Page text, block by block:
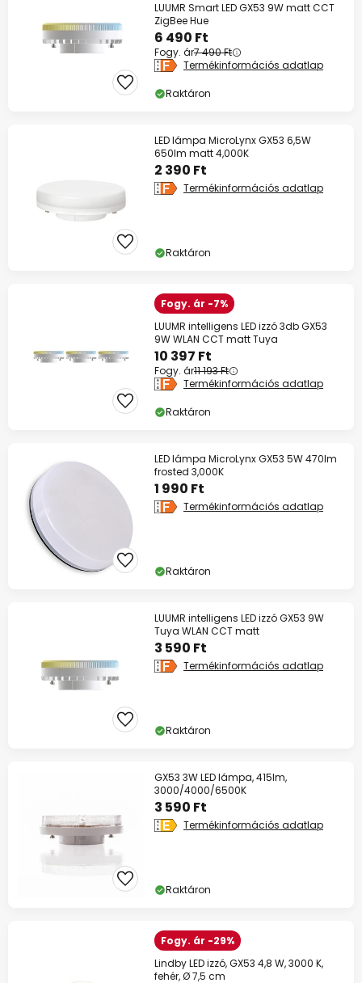
LUUMR Smart LED GX53 9W matt CCT
ZigBee Hue
6 490 Ft
Fogy. ár7 490 Ft
Termékinformációs adatlap
Raktáron
LED lámpa MicroLynx GX53 6,5W
650lm matt 4,000K
2 390 Ft
Termékinformációs adatlap
Raktáron
Fogy. ár -7%
LUUMR intelligens LED izzó 3db GX53
9W WLAN CCT matt Tuya
10 397 Ft
Fogy. ár11 193 Ft
Termékinformációs adatlap
Raktáron
LED lámpa MicroLynx GX53 5W 470lm
frosted 3,000K
1 990 Ft
Termékinformációs adatlap
Raktáron
LUUMR intelligens LED izzó GX53 9W
Tuya WLAN CCT matt
3 590 Ft
Termékinformációs adatlap
Raktáron
GX53 3W LED lámpa, 415lm,
3000/4000/6500K
3 590 Ft
Termékinformációs adatlap
Raktáron
Fogy. ár -29%
Lindby LED izzó, GX53 4,8 W, 3000 K,
fehér, Ø 7,5 cm